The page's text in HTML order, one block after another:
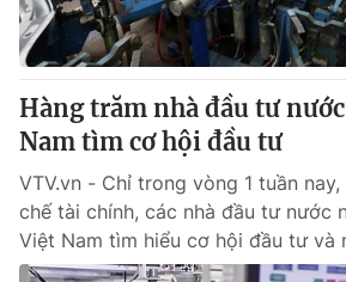
Giấy phép hoạt động báo in và báo điện
cấp ngày 29/12/2023
Tổng Biên tập:Vũ Thanh Thủy
Phó Tổng Biên tập:Nguyễn Thị Mỹ Hạnh,
Nguyễn Trọng Ninh
Tổng đài VTV: 024.38 355 931 - 024.38
Ðiện thoại Thời báo VTV: 024.66 897 897
Email:toasoan@vtv.vn
Liên hệ quảng cáo:024-7300.7108
Hàng trăm nhà đầu tư
Nam tìm cơ hội đầu tư
VTV.vn - Chỉ trong vòng 1 tuần
chế tài chính, các nhà đầu tư nước
Việt Nam tìm hiểu cơ hội đầu tư và